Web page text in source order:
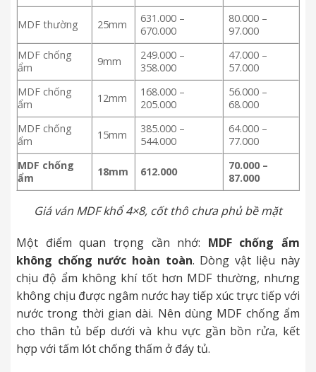
MDF thường 25mm
631.000 –
670.000
80.000 –
97.000
MDF chống
ẩm
9mm
249.000 –
358.000
47.000 –
57.000
MDF chống
ẩm
12mm
168.000 –
205.000
56.000 –
68.000
MDF chống
ẩm
15mm
385.000 –
544.000
64.000 –
77.000
MDF chống
ẩm
18mm 612.000
70.000 –
87.000
Giá ván MDF khổ 4×8, cốt thô chưa phủ bề mặt
Một điểm quan trọng cần nhớ: MDF chống ẩm
không chống nước hoàn toàn. Dòng vật liệu này
chịu độ ẩm không khí tốt hơn MDF thường, nhưng
không chịu được ngâm nước hay tiếp xúc trực tiếp với
nước trong thời gian dài. Nên dùng MDF chống ẩm
cho thân tủ bếp dưới và khu vực gần bồn rửa, kết
hợp với tấm lót chống thấm ở đáy tủ.